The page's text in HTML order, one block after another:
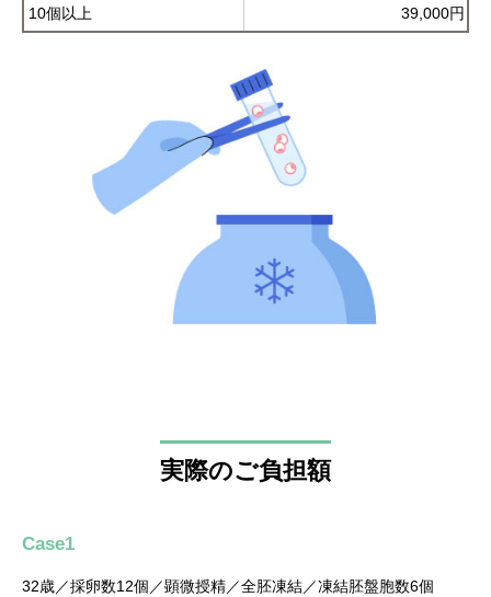
10個以上 39,000円
実際のご負担額
Case1
32歳／採卵数12個／顕微授精／全胚凍結／凍結胚盤胞数6個